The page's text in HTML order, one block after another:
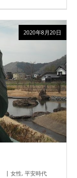
女性, 平安時代
2020年8月20日